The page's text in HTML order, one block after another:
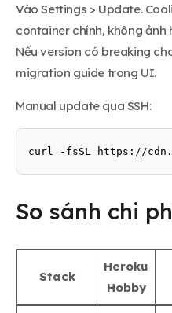
Vào Settings > Update.
container chính, không
Nếu version có breaking
migration guide trong UI.
Manual update qua SSH:
curl -fsSL https://
So sánh chi
Stack
Heroku
Hobby